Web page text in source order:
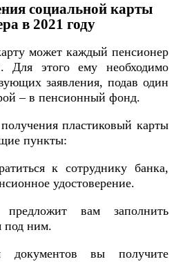
социальной карты
в 2021 году
может каждый пенсионер
Для этого ему необходимо
заявления, подав один
– в пенсионный фонд.
пластиковый карты
пункты:
к сотруднику банка,
удостоверение.
вам заполнить
под ним.
документов вы получите